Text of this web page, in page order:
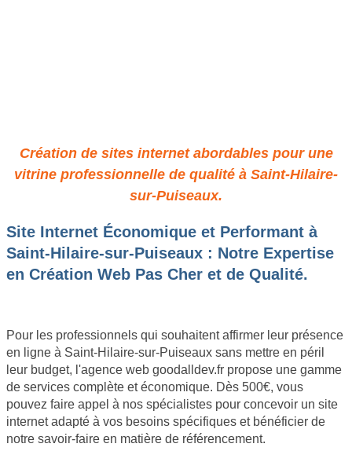
Création de sites internet abordables pour une
vitrine professionnelle de qualité à Saint-Hilaire-
sur-Puiseaux.
Site Internet Économique et Performant à
Saint-Hilaire-sur-Puiseaux : Notre Expertise
en Création Web Pas Cher et de Qualité.
Pour les professionnels qui souhaitent affirmer leur présence
en ligne à Saint-Hilaire-sur-Puiseaux sans mettre en péril
leur budget, l'agence web goodalldev.fr propose une gamme
de services complète et économique. Dès 500€, vous
pouvez faire appel à nos spécialistes pour concevoir un site
internet adapté à vos besoins spécifiques et bénéficier de
notre savoir-faire en matière de référencement.